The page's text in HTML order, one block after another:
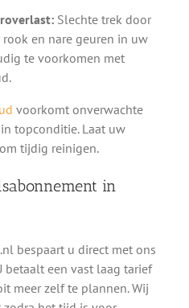
Slechte trek door
en nare geuren in uw
te voorkomen met
voorkomt onverwachte
topconditie. Laat uw
tijdig reinigen.
in
bespaart u direct met ons
betaalt een vast laag tarief
meer zelf te plannen. Wij